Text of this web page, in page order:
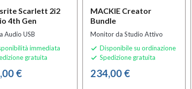
Scarlett 2i2
4th Gen
Audio USB
immediata
gratuita
€
MACKIE Creator
Bundle
Monitor da Studio Attivo
 Disponibile su ordinazione
 Spedizione gratuita
234,00 €